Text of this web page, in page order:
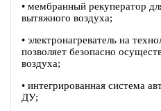
• мембранный рекуператор
вытяжного воздуха;
• электронагреватель на
позволяет безопасно
воздуха;
• интегрированная система
ДУ;